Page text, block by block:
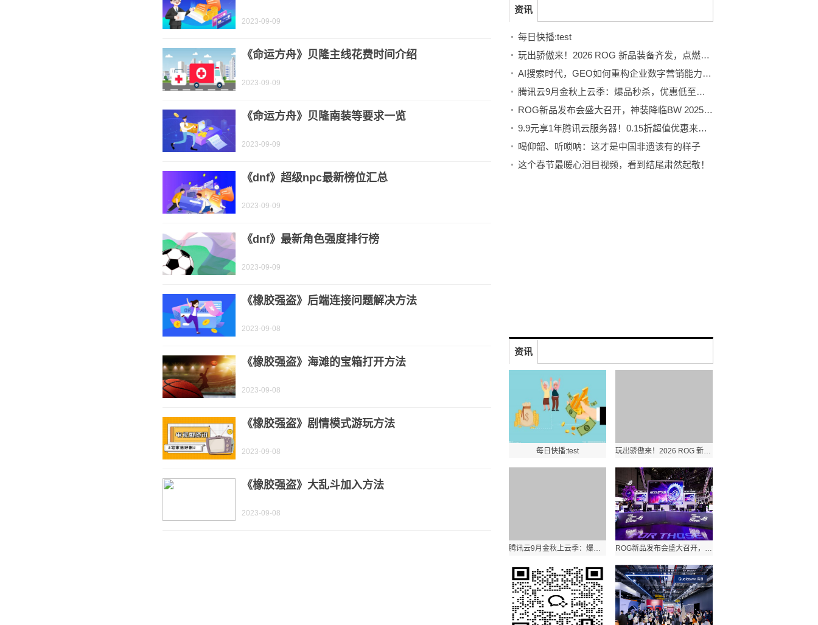
2023-09-09
《命运方舟》贝隆主线花费时间介绍
2023-09-09
《命运方舟》贝隆南装等要求一览
2023-09-09
《dnf》超级npc最新榜位汇总
2023-09-09
《dnf》最新角色强度排行榜
2023-09-09
《橡胶强盗》后端连接问题解决方法
2023-09-08
《橡胶强盗》海滩的宝箱打开方法
2023-09-08
《橡胶强盗》剧情模式游玩方法
2023-09-08
《橡胶强盗》大乱斗加入方法
2023-09-08
资讯
每日快播:test
玩出骄傲来！2026 ROG 新品装备齐发，点燃羊城电竞狂欢夜
AI搜索时代，GEO如何重构企业数字营销能力边界
腾讯云9月金秋上云季：爆品秒杀，优惠低至骨折价，概泽科技限时回馈！
ROG新品发布会盛大召开，神装降临BW 2025，燃爆全场
9.9元享1年腾讯云服务器！0.15折超值优惠来袭，概泽科技限时回馈！
喝仰韶、听唢呐：这才是中国非遗该有的样子
这个春节最暖心泪目视频，看到结尾肃然起敬！
资讯
每日快播:test 玩出骄傲来！2026 ROG 新品装备齐发，点燃羊城电竞狂欢夜
腾讯云9月金秋上云季：爆品秒杀，优惠低至骨折价，概泽科技限时回馈！ ROG新品发布会盛大召开，神装降临BW 2025，燃爆全场